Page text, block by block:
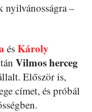
nyilvánosságra –
ésKároly
Vilmos herceg
Először is,
címet, és próbál